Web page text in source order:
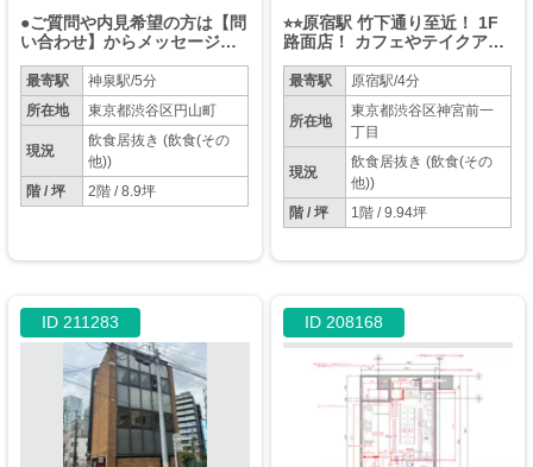
●ご質問や内見希望の方は【問
い合わせ】からメッセージを
控えください。
最寄駅
神泉駅/5分
所在地
東京都渋谷区円山町
現況
飲食居抜き (飲食(その
他))
階 / 坪
2階 / 8.9坪
⭐︎⭐︎原宿駅 竹下通り至近！ 1F
路面店！ カフェやテイクアウ
最寄駅 原宿駅/4分
所在地
東京都渋谷区神宮前一
丁目
現況
飲食居抜き (飲食(その
他))
階 / 坪
1階 / 9.94坪
ID 211283 ID 208168